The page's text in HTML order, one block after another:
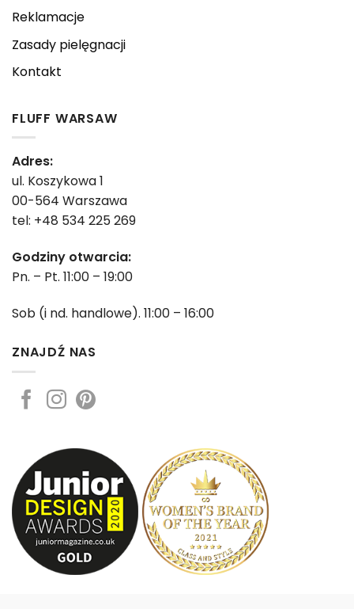
Reklamacje
Zasady pielęgnacji
Kontakt
FLUFF WARSAW
Adres:
ul. Koszykowa 1
00-564 Warszawa
tel: +48 534 225 269
Godziny otwarcia:
Pn. – Pt. 11:00 – 19:00
Sob (i nd. handlowe). 11:00 – 16:00
ZNAJDŹ NAS